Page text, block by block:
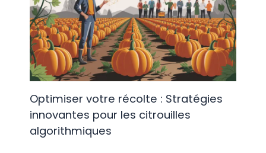
Optimiser votre récolte : Stratégies
innovantes pour les citrouilles
algorithmiques